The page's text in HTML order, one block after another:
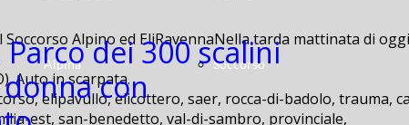
Alpina Soccorso
Alpino ed EliRavennaNella tarda mattinata di
elipavullo, elicottero, saer, rocca-di-badolo, trauma,
est, san-benedetto, val-di-sambro, provinciale,
dei 300 scalini
donna con